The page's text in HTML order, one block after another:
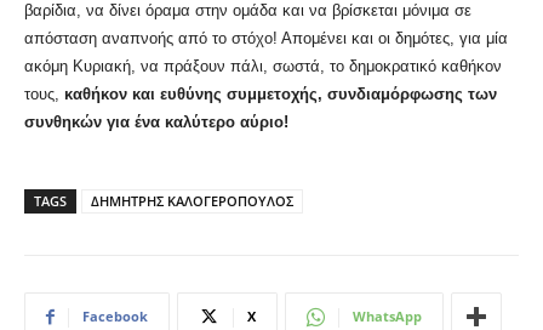
βαρίδια, να δίνει όραμα στην ομάδα και να βρίσκεται μόνιμα σε
απόσταση αναπνοής από το στόχο! Απομένει και οι δημότες, για μία
ακόμη Κυριακή, να πράξουν πάλι, σωστά, το δημοκρατικό καθήκον
τους, καθήκον και ευθύνης συμμετοχής, συνδιαμόρφωσης των
συνθηκών για ένα καλύτερο αύριο!
TAGS ΔΗΜΗΤΡΗΣ ΚΑΛΟΓΕΡΟΠΟΥΛΟΣ
Facebook X WhatsApp